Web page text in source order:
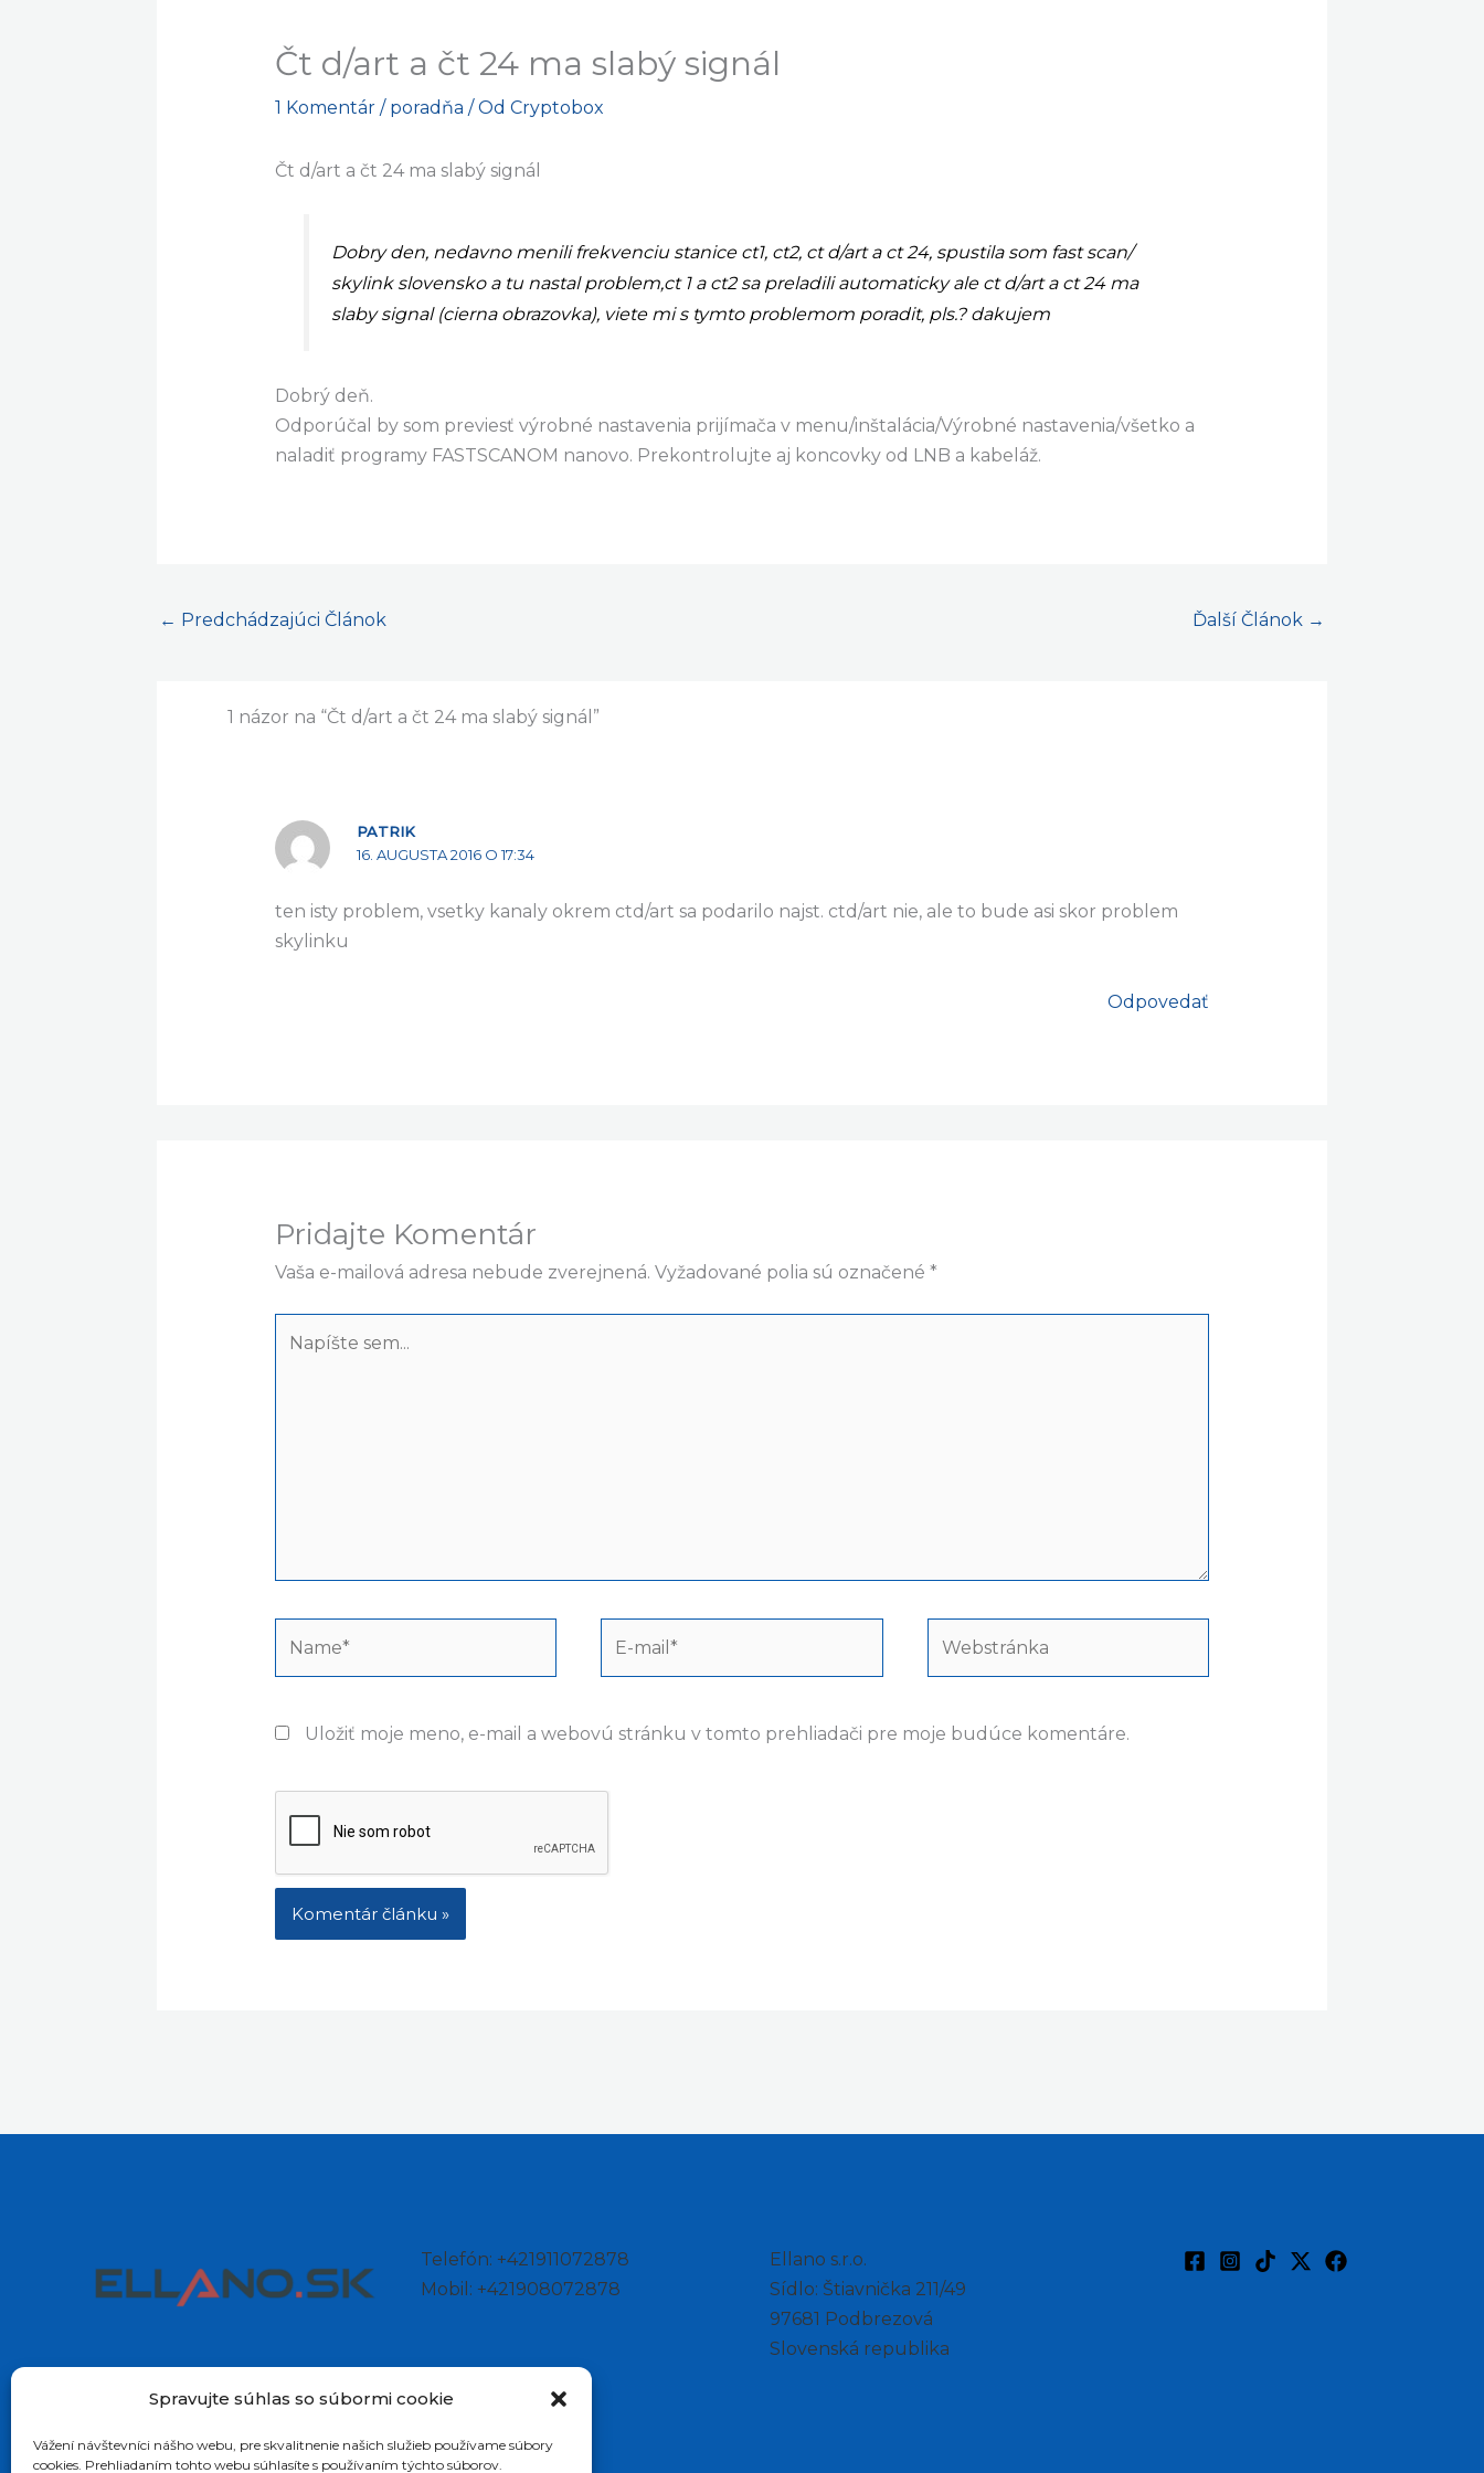
Spravujte súhlas so súbormi cookie
Vážení návštevníci nášho webu, pre skvalitnenie našich služieb používame súbory
cookies. Prehliadaním tohto webu súhlasíte s používaním týchto súborov.
Čt d/art a čt 24 ma slabý signál
1 Komentár / poradňa / Od Cryptobox
Čt d/art a čt 24 ma slabý signál
Dobry den, nedavno menili frekvenciu stanice ct1, ct2, ct d/art a ct 24, spustila som fast scan/
skylink slovensko a tu nastal problem,ct 1 a ct2 sa preladili automaticky ale ct d/art a ct 24 ma
slaby signal (cierna obrazovka), viete mi s tymto problemom poradit, pls.? dakujem
Dobrý deň.
Odporúčal by som previesť výrobné nastavenia prijímača v menu/inštalácia/Výrobné nastavenia/všetko a
naladiť programy FASTSCANOM nanovo. Prekontrolujte aj koncovky od LNB a kabeláž.
← Predchádzajúci Článok Ďalší Článok →
1 názor na “Čt d/art a čt 24 ma slabý signál”
PATRIK
16. AUGUSTA 2016 O 17:34
ten isty problem, vsetky kanaly okrem ctd/art sa podarilo najst. ctd/art nie, ale to bude asi skor problem
skylinku
Odpovedať
Pridajte Komentár
Vaša e-mailová adresa nebude zverejnená. Vyžadované polia sú označené *
sem...
Uložiť moje meno, e-mail a webovú stránku v tomto prehliadači pre moje budúce komentáre.
Telefón: +421911072878
Mobil: +421908072878
Ellano s.r.o.
Sídlo: Štiavnička 211/49
97681 Podbrezová
Slovenská republika